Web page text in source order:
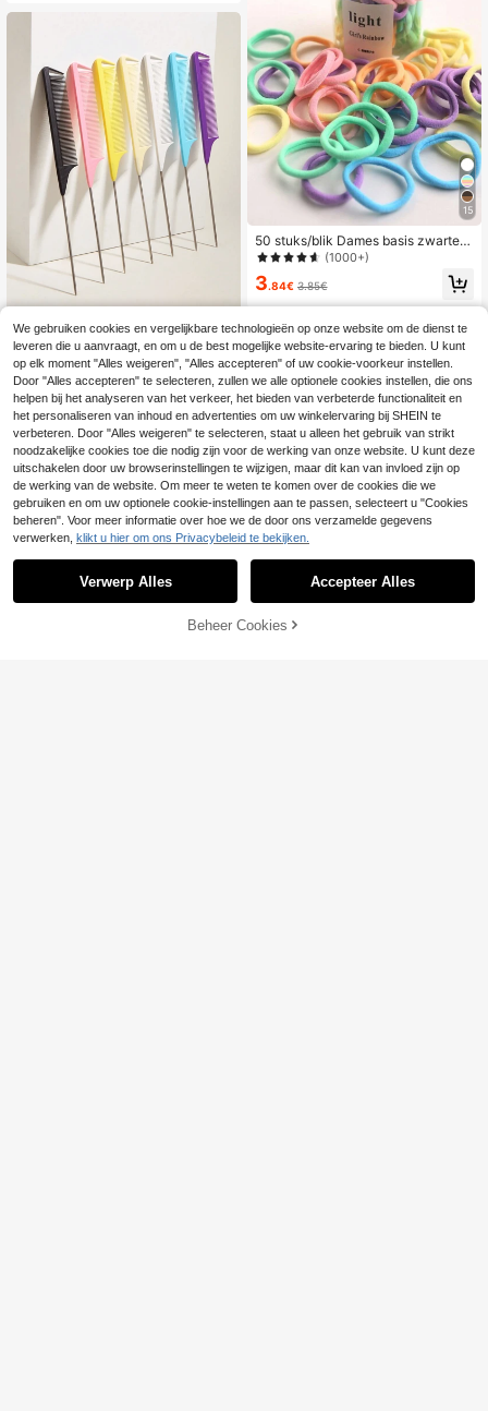
EU Warehouse
7 stuks/1 stuk Profess
ionele puntkam/fijne staartkam/ratt
enstaartkam/scheidingskam/roestv
rijstalen staartkam/antistatische ka
m: Multifunctionele kam, geschikt v
oor normaal haar, kan haar ontwarr
en, verschillende kapsels creëren, s
noepkleur, ideaal voor kappers, salo
ns en thuisgebruik.
3 .88€
15
50 stuks/blik Dames basis zwarte h
aarelastieken met hoge elasticiteit,
arelastieken voor fitness, sport & da
gelijkse kapsels
(1000+)
3.84€ 3.85€
TOEVOEGEN AAN WINKELWAGEN
We gebruiken cookies en vergelijkbare technologieën op onze website om de dienst te
leveren die u aanvraagt, en om u de best mogelijke website-ervaring te bieden. U kunt
op elk moment "Alles weigeren", "Alles accepteren" of uw cookie-voorkeur instellen.
Door "Alles accepteren" te selecteren, zullen we alle optionele cookies instellen, die ons
helpen bij het analyseren van het verkeer, het bieden van verbeterde functionaliteit en
het personaliseren van inhoud en advertenties om uw winkelervaring bij SHEIN te
verbeteren. Door "Alles weigeren" te selecteren, staat u alleen het gebruik van strikt
noodzakelijke cookies toe die nodig zijn voor de werking van onze website. U kunt deze
uitschakelen door uw browserinstellingen te wijzigen, maar dit kan van invloed zijn op
de werking van de website. Om meer te weten te komen over de cookies die we
gebruiken en om uw optionele cookie-instellingen aan te passen, selecteert u "Cookies
beheren". Voor meer informatie over hoe we de door ons verzamelde gegevens
verwerken, klikt u hier om ons Privacybeleid te bekijken.
Verwerp Alles Accepteer Alles
Beheer Cookies